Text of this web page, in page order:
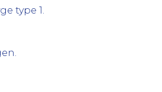
type 1.